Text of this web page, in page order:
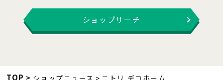
ショップサーチ
TOP ショップニュース ニトリ デコホーム